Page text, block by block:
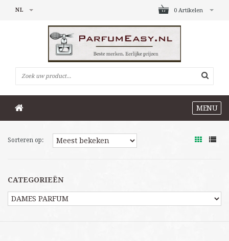
0 Artikelen
NL
MENU
Sorteren op:
CATEGORIEËN